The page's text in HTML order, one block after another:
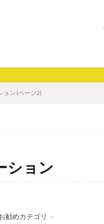
ョン (ページ2)
ション
勧めカテゴリ